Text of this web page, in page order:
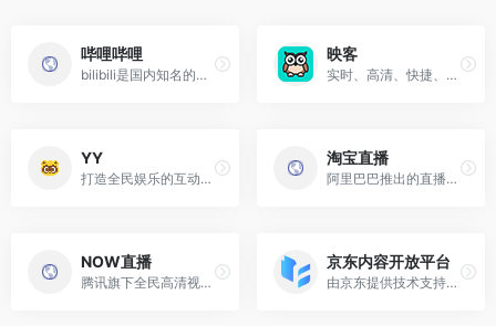
哔哩哔哩
bilibili是国内知名的视频弹幕网站，这里有最及时的动漫新番，最棒的ACG氛围，最有创意的Up主
映客
实时、高清、快捷、流畅的视频直播平台,中国全新的视频社交媒体,明星大咖、网络红人、时尚娱乐、高颜值、
YY
打造全民娱乐的互动直播平台,以多样的美女互动、优质的直播内容、极致的互动体验
淘宝直播
阿里巴巴推出的直播平台，定位于“消费类直播”，用户可边看边买，涵盖的范畴包括母婴、美妆等。
NOW直播
腾讯旗下全民高清视频直播平台，汇集中外大咖，游戏直播，最in网红，草根偶像，明星艺人，校花，小鲜肉，
京东内容开放平台
由京东提供技术支持及信息展示等服务的内容发布平台，内容创作者可以通过平台发布包含文字、图片、视音频、直播等形式的内容，来赚取佣金。